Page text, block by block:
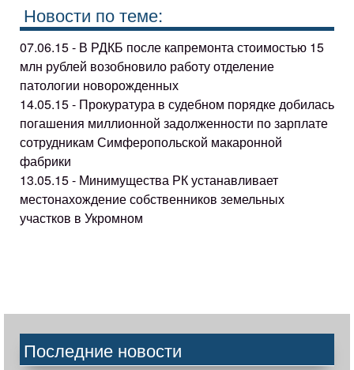
Новости по теме:
07.06.15 - В РДКБ после капремонта стоимостью 15
млн рублей возобновило работу отделение
патологии новорожденных
14.05.15 - Прокуратура в судебном порядке добилась
погашения миллионной задолженности по зарплате
сотрудникам Симферопольской макаронной
фабрики
13.05.15 - Минимущества РК устанавливает
местонахождение собственников земельных
участков в Укромном
Последние новости